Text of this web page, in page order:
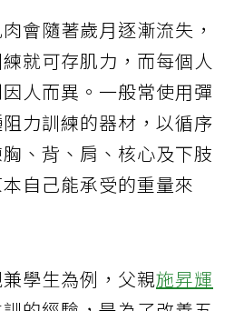
會隨著歲月逐漸流失，
就可存肌力，而每個人
人而異。一般常使用彈
力訓練的器材，以循序
、背、肩、核心及下肢
自己能承受的重量來
學生為例，父親施昇輝